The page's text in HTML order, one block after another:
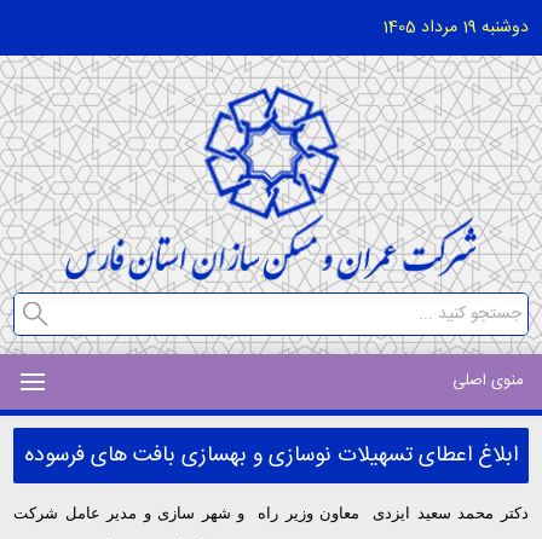
دوشنبه 19 مرداد 1405
منوی اصلی
ابلاغ اعطای تسهیلات نوسازی و بهسازی بافت های فرسوده
دکتر محمد سعید ایزدی معاون وزیر راه و شهر سازی و مدیر عامل شرکت